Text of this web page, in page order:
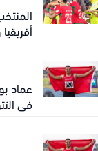
المنتخب
أفريقيا
في